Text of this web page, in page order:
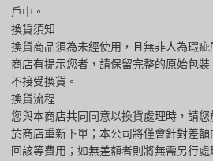
戶中。
換貨須知
換貨商品須為未經使用，且無非人為瑕
商店有提示您者，請保留完整的原始包
不接受換貨。
換貨流程
您與本商店共同同意以換貨處理時，請
於商店重新下單；本公司將僅會針對差
回該等費用；如無差額者則將無需另行處